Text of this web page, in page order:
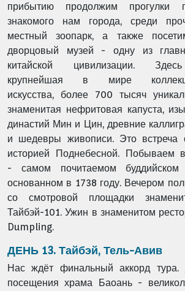
прибытию продолжим прогулки
знакомого нам города, среди
местный зоопарк, а также
дворцовый музей - одну из
китайской цивилизации.
крупнейшая в мире
искусства, более 700 тысяч
знаменитая нефритовая капуста,
династий Мин и Цин, древние
и шедевры живописи. Это встреча
историей Поднебесной. Побываем
- самом почитаемом
основанном в 1738 году. Вечером
со смотровой площадки
Тайбэй-101. Ужин в знаменитом
Dumpling.
ДЕНЬ 13. Тайбэй, Тель-Авив
Нас ждёт финальный аккорд тура.
посещения храма Баоань -